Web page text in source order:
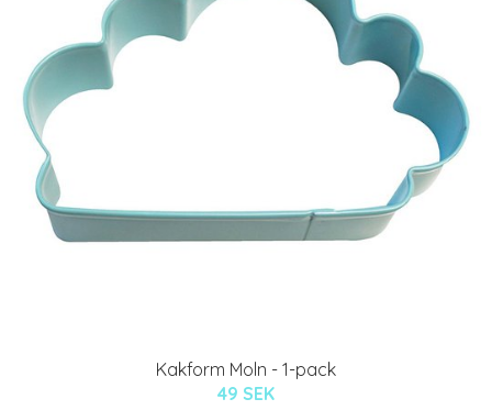
Kakform Moln - 1-pack
49 SEK